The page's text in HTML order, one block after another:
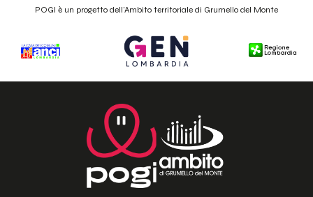
POGI è un progetto dell'Ambito territoriale di Grumello del Monte